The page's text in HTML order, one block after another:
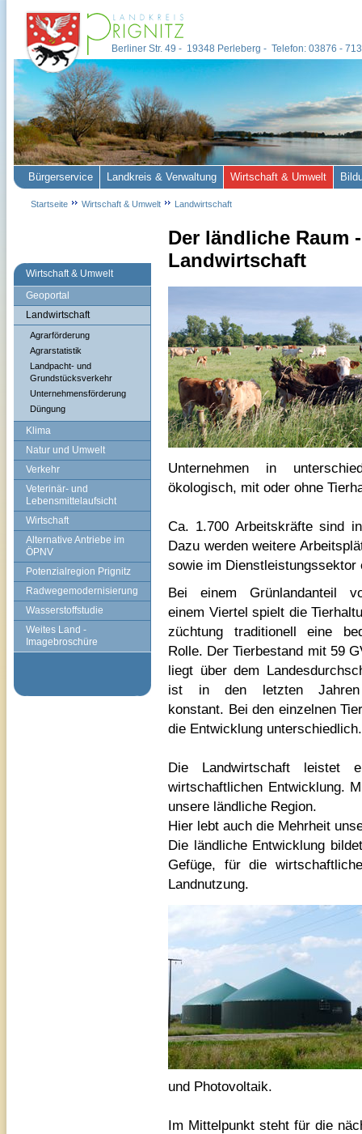
Wirtschaft & Umwelt
Geoportal
Landwirtschaft
Agrarförderung
Agrarstatistik
Landpacht- und
Grundstücksverkehr
Unternehmensförderung
Düngung
Klima
Natur und Umwelt
Verkehr
Veterinär- und
Lebensmittelaufsicht
Wirtschaft
Alternative Antriebe im
ÖPNV
Potenzialregion Prignitz
Radwegemodernisierung
Wasserstoffstudie
Weites Land -
Imagebroschüre
Der ländliche Raum
Landwirtschaft
Unternehmen in
ökologisch, mit oder ohne
Ca. 1.700 Arbeitskräfte sind
Dazu werden weitere
sowie im Dienstleistungssektor
Bei einem Grünlandanteil
einem Viertel spielt die
züchtung traditionell eine
Rolle. Der Tierbestand mit 59
liegt über dem
ist in den letzten
konstant. Bei den einzelnen
die Entwicklung unterschiedlich.
Die Landwirtschaft leistet
wirtschaftlichen Entwicklung.
unsere ländliche Region.
Hier lebt auch die Mehrheit
Die ländliche Entwicklung
Gefüge, für die
Landnutzung.
und Photovoltaik.
Im Mittelpunkt steht für die
Berliner Str. 49 - 19348 Perleberg - Telefon: 03876 -
Bürgerservice Landkreis & Verwaltung Wirtschaft & Umwelt
Startseite Wirtschaft & Umwelt Landwirtschaft